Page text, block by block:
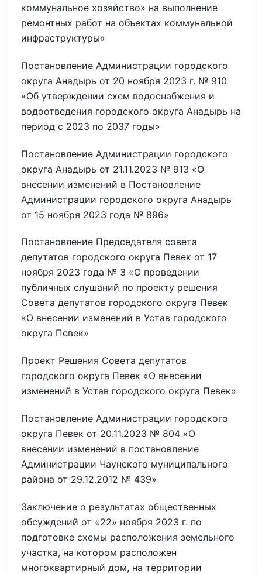
коммунальное хозяйство» на выполнение
ремонтных работ на объектах коммунальной
инфраструктуры»
Постановление Администрации городского
округа Анадырь от 20 ноября 2023 г. № 910
«Об утверждении схем водоснабжения и
водоотведения городского округа Анадырь на
период с 2023 по 2037 годы»
Постановление Администрации городского
округа Анадырь от 21.11.2023 № 913 «О
внесении изменений в Постановление
Администрации городского округа Анадырь
от 15 ноября 2023 года № 896»
Постановление Председателя совета
депутатов городского округа Певек от 17
ноября 2023 года № 3 «О проведении
публичных слушаний по проекту решения
Совета депутатов городского округа Певек
«О внесении изменений в Устав городского
округа Певек»
Проект Решения Совета депутатов
городского округа Певек «О внесении
изменений в Устав городского округа Певек»
Постановление Администрации городского
округа Певек от 20.11.2023 № 804 «О
внесении изменений в постановление
Администрации Чаунского муниципального
района от 29.12.2012 № 439»
Заключение о результатах общественных
обсуждений от «22» ноября 2023 г. по
подготовке схемы расположения земельного
участка, на котором расположен
многоквартирный дом, на территории